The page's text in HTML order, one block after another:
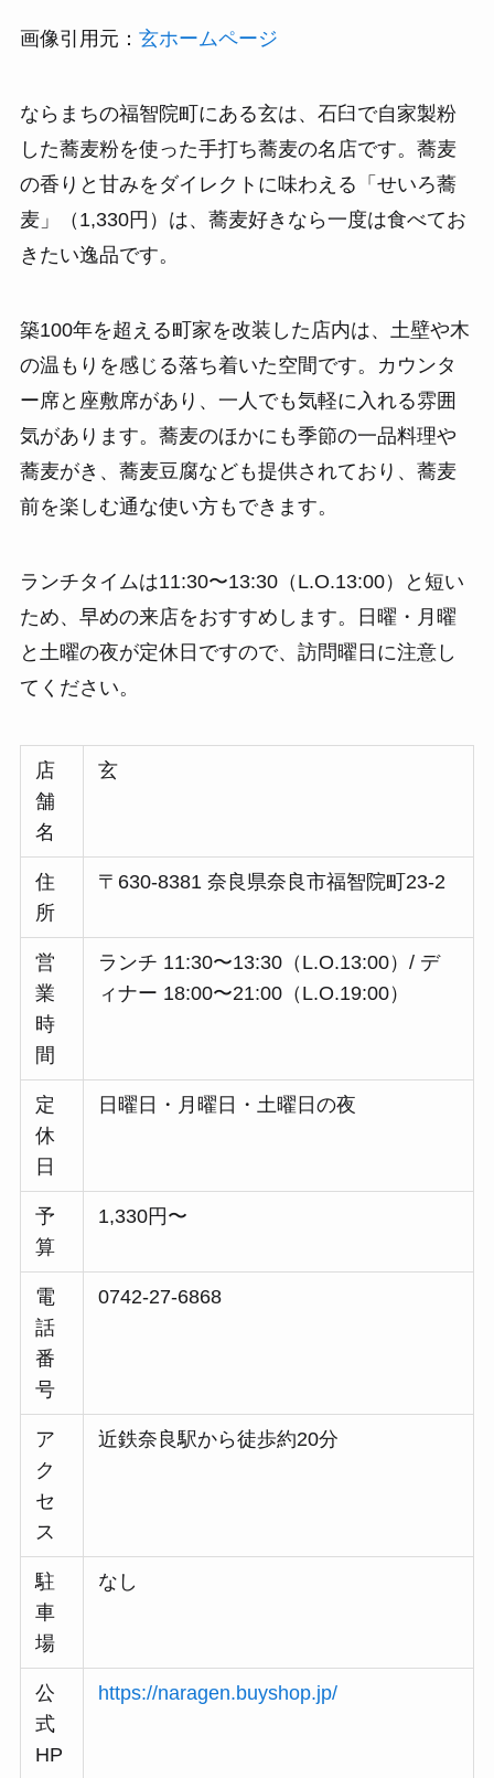
画像引用元： 玄ホームページ
ならまちの福智院町にある玄は、石臼で自家製粉
した蕎麦粉を使った手打ち蕎麦の名店です。蕎麦
の香りと甘みをダイレクトに味わえる「せいろ蕎
麦」（1,330円）は、蕎麦好きなら一度は食べてお
きたい逸品です。
築100年を超える町家を改装した店内は、土壁や木
の温もりを感じる落ち着いた空間です。カウンタ
ー席と座敷席があり、一人でも気軽に入れる雰囲
気があります。蕎麦のほかにも季節の一品料理や
蕎麦がき、蕎麦豆腐なども提供されており、蕎麦
前を楽しむ通な使い方もできます。
ランチタイムは11:30〜13:30（L.O.13:00）と短い
ため、早めの来店をおすすめします。日曜・月曜
と土曜の夜が定休日ですので、訪問曜日に注意し
てください。
店
舗
名
玄
住
所
〒630-8381 奈良県奈良市福智院町23-2
営
業
時
間
ランチ 11:30〜13:30（L.O.13:00）/ デ
ィナー 18:00〜21:00（L.O.19:00）
定
休
日
日曜日・月曜日・土曜日の夜
予
算
1,330円〜
電
話
番
号
0742-27-6868
ア
ク
セ
ス
近鉄奈良駅から徒歩約20分
駐
車
場
なし
公
式
HP
https://naragen.buyshop.jp/